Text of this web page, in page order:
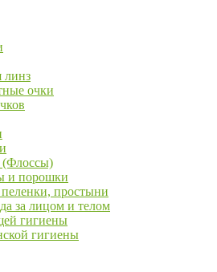
линз
очки
(Флоссы)
и порошки
простыни
за лицом и телом
гигиены
гигиены